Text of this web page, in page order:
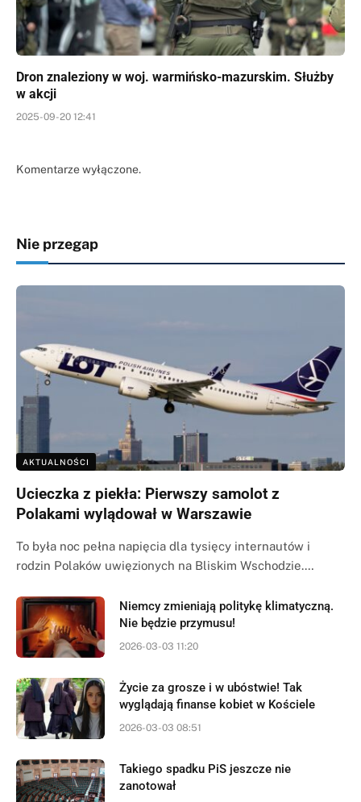
Dron znaleziony w woj. warmińsko-mazurskim. Służby
w akcji
2025-09-20 12:41
Komentarze wyłączone.
Nie przegap
AKTUALNOŚCI
Ucieczka z piekła: Pierwszy samolot z
Polakami wylądował w Warszawie
To była noc pełna napięcia dla tysięcy internautów i
rodzin Polaków uwięzionych na Bliskim Wschodzie.…
Niemcy zmieniają politykę klimatyczną.
Nie będzie przymusu!
2026-03-03 11:20
Życie za grosze i w ubóstwie! Tak
wyglądają finanse kobiet w Kościele
2026-03-03 08:51
Takiego spadku PiS jeszcze nie
zanotował